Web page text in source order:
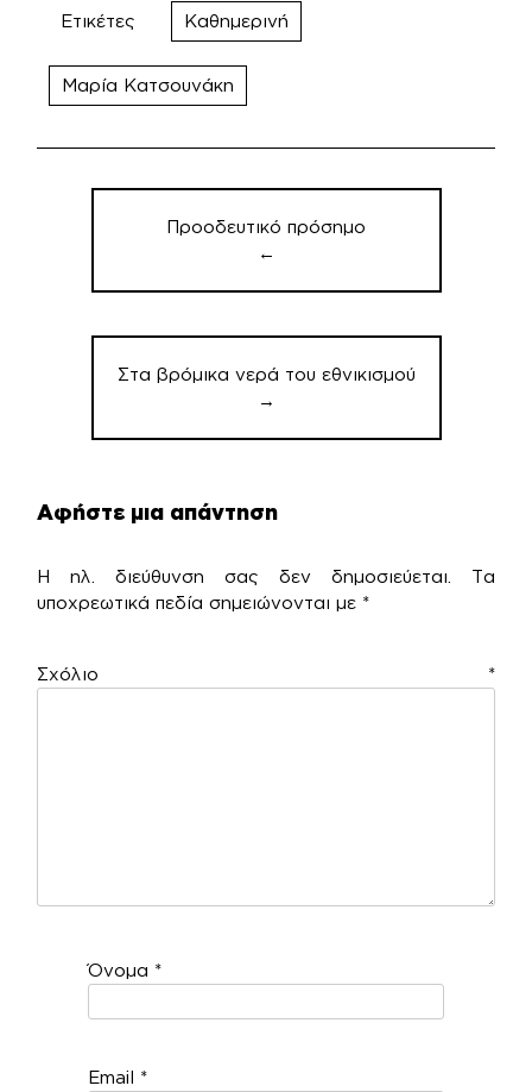
Ετικέτες Καθημερινή
Μαρία Κατσουνάκη
Πλοήγηση
άρθρωνΠροοδευτικό πρόσημο
←
Στα βρόμικα νερά του εθνικισμού
→
Αφήστε μια απάντηση
Η ηλ. διεύθυνση σας δεν δημοσιεύεται.
Τα
υποχρεωτικά πεδία σημειώνονται με *
Σχόλιο *
Όνομα *
Email *